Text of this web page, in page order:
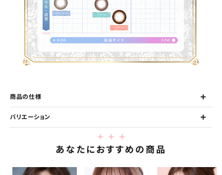
商品の仕様
バリエーション
あなたにおすすめの商品